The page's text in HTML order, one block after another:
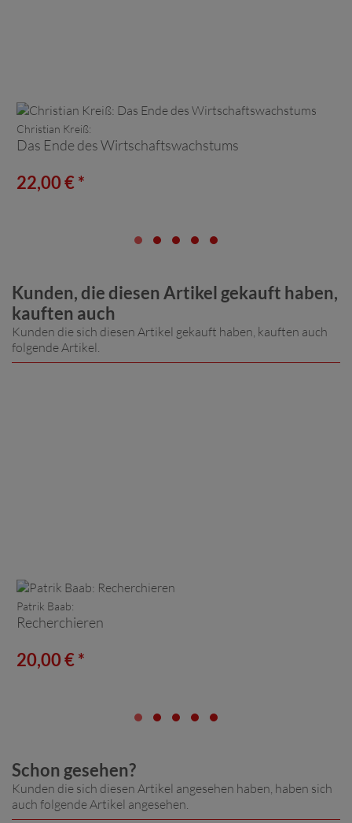
Christian Kreiß:
Das Ende des Wirtschaftswachstums
22,00 € *
Kunden, die diesen Artikel gekauft haben,
kauften auch
Kunden die sich diesen Artikel gekauft haben, kauften auch
folgende Artikel.
Patrik Baab:
Recherchieren
20,00 € *
Schon gesehen?
Kunden die sich diesen Artikel angesehen haben, haben sich
auch folgende Artikel angesehen.